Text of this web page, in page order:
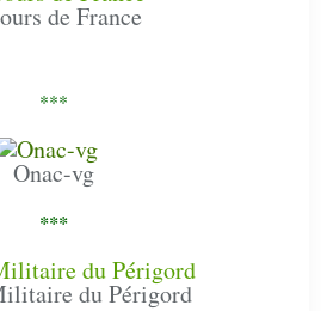
de France
***
Onac-vg
***
du Périgord